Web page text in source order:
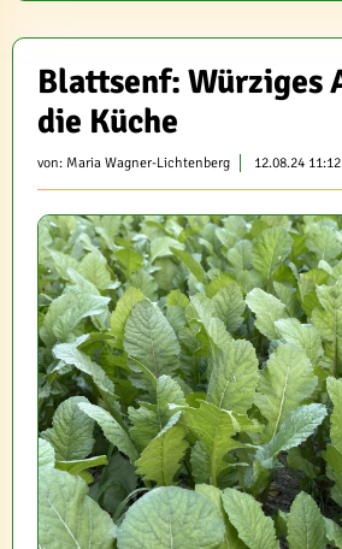
Blattsenf: Würziges
die Küche
von: Maria Wagner-Lichtenberg 12.08.24 11:12